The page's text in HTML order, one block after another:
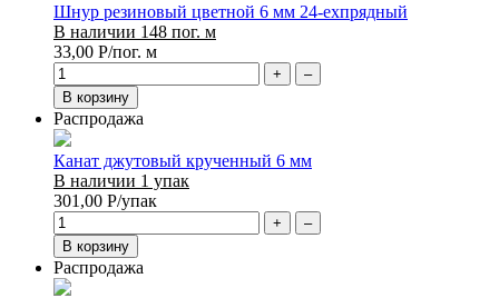
Шнур резиновый цветной 6 мм 24-ехпрядный
В наличии 148 пог. м
33,00 Р/пог. м
+
–
В корзину
Распродажа
Канат джутовый крученный 6 мм
В наличии 1 упак
301,00 Р/упак
+
–
В корзину
Распродажа